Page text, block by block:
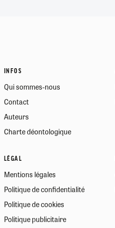
INFOS
Qui sommes-nous
Contact
Auteurs
Charte déontologique
LÉGAL
Mentions légales
Politique de confidentialité
Politique de cookies
Politique publicitaire